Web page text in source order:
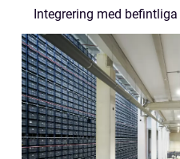
Integrering med